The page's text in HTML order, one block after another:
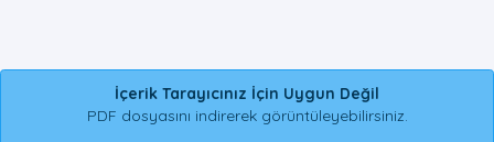
İçerik Tarayıcınız İçin Uygun Değil
PDF dosyasını indirerek görüntüleyebilirsiniz.